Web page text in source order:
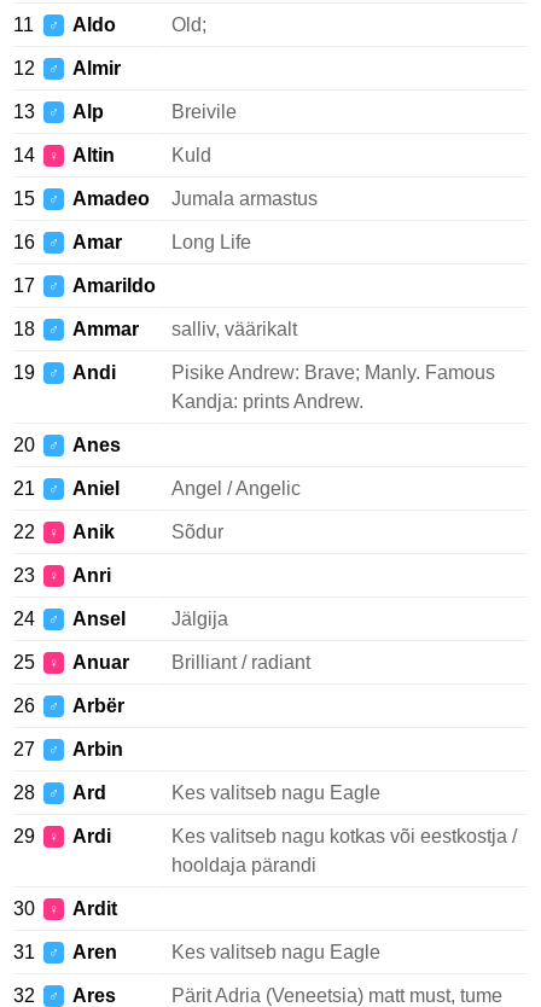
11 ♂ Aldo Old;
12 ♂ Almir
13 ♂ Alp Breivile
14 ♀ Altin Kuld
15 ♂ Amadeo Jumala armastus
16 ♂ Amar Long Life
17 ♂ Amarildo
18 ♂ Ammar salliv, väärikalt
19 ♂ Andi
Pisike Andrew: Brave; Manly. Famous
Kandja: prints Andrew.
20 ♂ Anes
21 ♂ Aniel Angel / Angelic
22 ♀ Anik Sõdur
23 ♀ Anri
24 ♂ Ansel Jälgija
25 ♀ Anuar Brilliant / radiant
26 ♂ Arbër
27 ♂ Arbin
28 ♂ Ard Kes valitseb nagu Eagle
29 ♀ Ardi
Kes valitseb nagu kotkas või eestkostja /
hooldaja pärandi
30 ♀ Ardit
31 ♂ Aren Kes valitseb nagu Eagle
32 ♂ Ares Pärit Adria (Veneetsia) matt must, tume